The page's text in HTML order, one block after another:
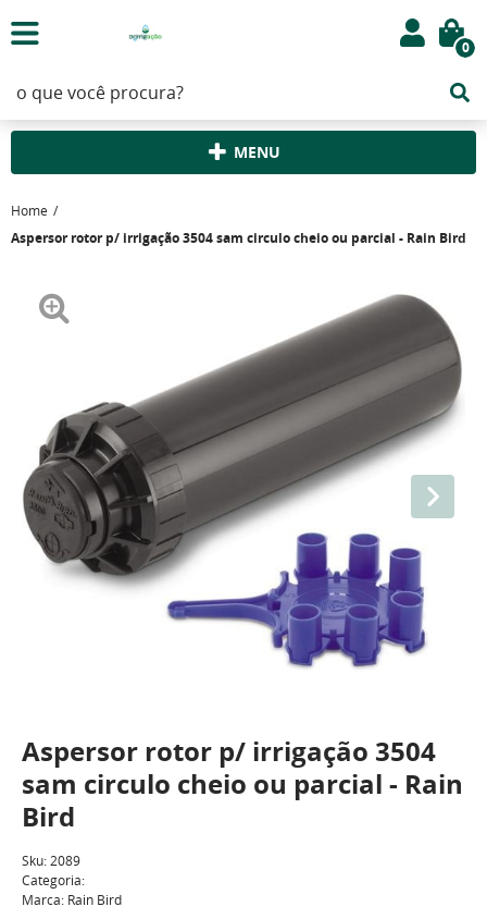
0
MENU
Home
Aspersor rotor p/ irrigação 3504 sam circulo cheio ou parcial - Rain Bird
Aspersor rotor p/ irrigação 3504
sam circulo cheio ou parcial - Rain
Bird
Sku:2089
Categoria:
Marca: Rain Bird